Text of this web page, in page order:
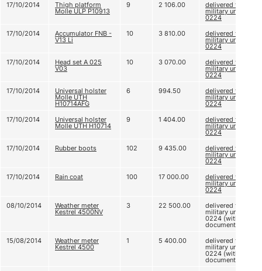
17/10/2014
Thigh platform
Molle ULP P10913
9 2 106.00 delivered to
military unit A
0224
17/10/2014
Accumulator FNB -
V13 Li
10 3 810.00 delivered to
military unit A
0224
17/10/2014
Head set А 025
V03
10 3 070.00 delivered to
military unit A
0224
17/10/2014
Universal holster
Molle UTH
H10714AFG
6 994.50 delivered to
military unit A
0224
17/10/2014
Universal holster
Molle UTH H10714
9 1 404.00 delivered to
military unit A
0224
17/10/2014
Rubber boots 102 9 435.00 delivered to
military unit A
0224
17/10/2014
Rain coat 100 17 000.00 delivered to
military unit A
0224
08/10/2014
Weather meter
Kestrel 4500NV
3 22 500.00 delivered to
military unit A
0224 (without
documents)
15/08/2014
Weather meter
Kestrel 4500
1 5 400.00 delivered to
military unit A
0224 (without
documents)